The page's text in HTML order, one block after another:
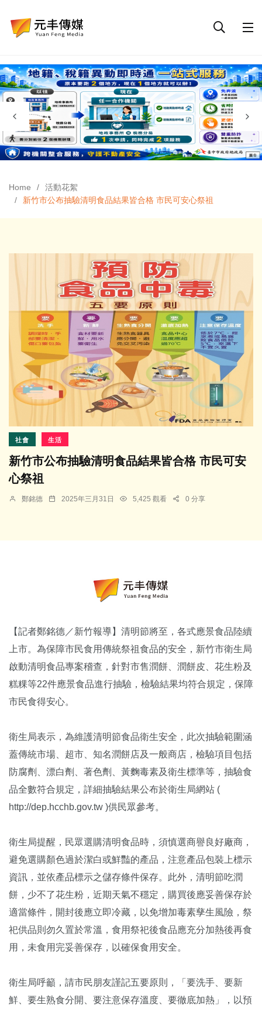
Home
活動花絮
新竹市公布抽驗清明食品結果皆合格 市民可安心祭祖
社會 生活
新竹市公布抽驗清明食品結果皆合格 市民可安
心祭祖
鄭銘德 2025年三月31日 5,425 觀看 0 分享
【記者鄭銘德／新竹報導】清明節將至，各式應景食品陸續
上市。為保障市民食用傳統祭祖食品的安全，新竹市衛生局
啟動清明食品專案稽查，針對市售潤餅、潤餅皮、花生粉及
糕粿等22件應景食品進行抽驗，檢驗結果均符合規定，保障
市民食得安心。
衛生局表示，為維護清明節食品衛生安全，此次抽驗範圍涵
蓋傳統市場、超市、知名潤餅店及一般商店，檢驗項目包括
防腐劑、漂白劑、著色劑、黃麴毒素及衛生標準等，抽驗食
品全數符合規定，詳細抽驗結果公布於衛生局網站 (
http://dep.hcchb.gov.tw )供民眾參考。
衛生局提醒，民眾選購清明食品時，須慎選商譽良好廠商，
避免選購顏色過於潔白或鮮豔的產品，注意產品包裝上標示
資訊，並依產品標示之儲存條件保存。此外，清明節吃潤
餅，少不了花生粉，近期天氣不穩定，購買後應妥善保存於
適當條件，開封後應立即冷藏，以免增加毒素孳生風險，祭
祀供品則勿久置於常溫，食用祭祀後食品應充分加熱後再食
用，未食用完妥善保存，以確保食用安全。
衛生局呼籲，請市民朋友謹記五要原則，「要洗手、要新
鮮、要生熟食分開、要注意保存溫度、要徹底加熱」，以預